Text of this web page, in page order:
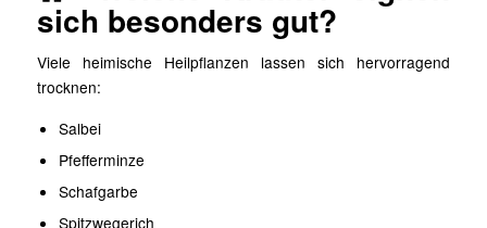
sich besonders gut?
Viele heimische Heilpflanzen lassen sich hervorragend
trocknen:
Salbei
Pfefferminze
Schafgarbe
Spitzwegerich